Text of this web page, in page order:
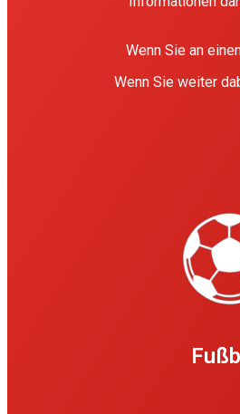
Wenn Sie an
Wenn Sie weiter